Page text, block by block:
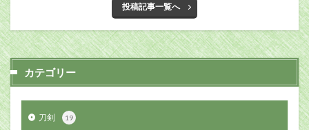
投稿記事一覧へ
カテゴリー
刀剣 19